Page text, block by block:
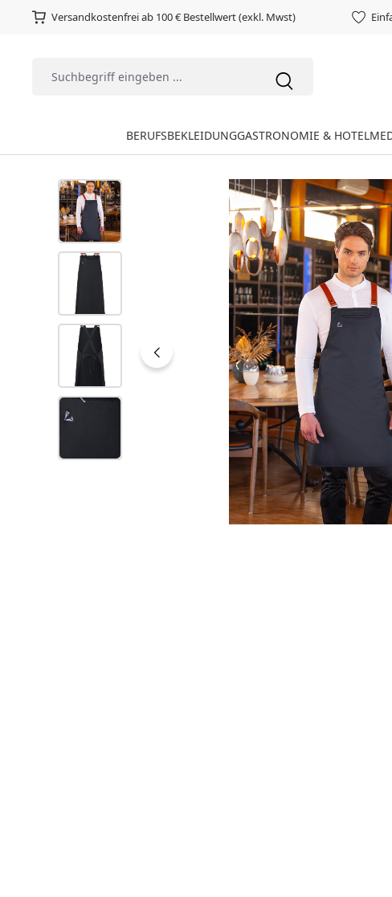
Versandkostenfrei ab 100 € Bestellwert (exkl. Mwst)
BERUFSBEKLEIDUNGGASTRONOMIE & HOTEL
Bildergalerie überspringen